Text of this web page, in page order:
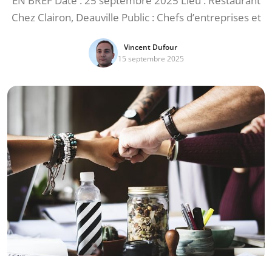
Chez Clairon, Deauville Public : Chefs d’entreprises et
Vincent Dufour
15 septembre 2025